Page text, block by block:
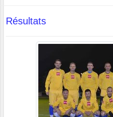
Résultats